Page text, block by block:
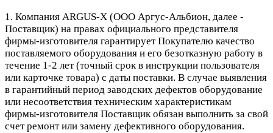
1. Компания ARGUS-X (ООО Аргус-Альбион, далее -
Поставщик) на правах официального представителя
фирмы-изготовителя гарантирует Покупателю качество
поставляемого оборудования и его безотказную работу в
течение 1-2 лет (точный срок в инструкции пользователя
или карточке товара) с даты поставки. В случае выявления
в гарантийный период заводских дефектов оборудование
или несоответствия техническим характеристикам
фирмы-изготовителя Поставщик обязан выполнить за свой
счет ремонт или замену дефективного оборудования.